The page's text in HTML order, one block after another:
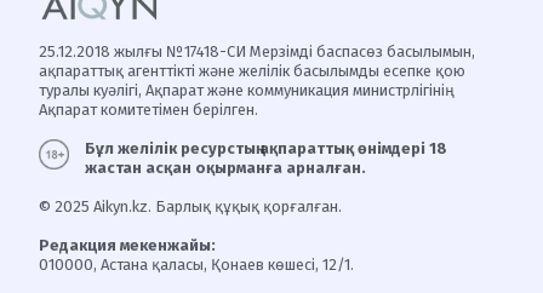
25.12.2018 жылғы №17418-СИ Мерзімді баспасөз басылымын,
ақпараттық агенттікті және желілік басылымды есепке қою
туралы куәлігі, Ақпарат және коммуникация министрлігінің
Ақпарат комитетімен берілген.
Бұл желілік ресурстың ақпараттық өнімдері 18
жастан асқан оқырманға арналған.
© 2025 Aikyn.kz. Барлық құқық қорғалған.
Редакция мекенжайы:
010000, Астана қаласы, Қонаев көшесі, 12/1.